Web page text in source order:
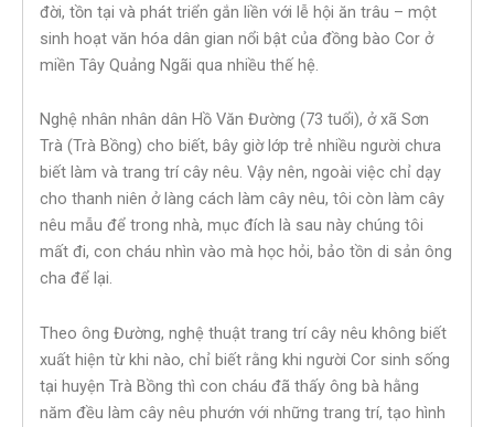
đời, tồn tại và phát triển gắn liền với lễ hội ăn trâu – một
sinh hoạt văn hóa dân gian nổi bật của đồng bào Cor ở
miền Tây Quảng Ngãi qua nhiều thế hệ.
Nghệ nhân nhân dân Hồ Văn Đường (73 tuổi), ở xã Sơn
Trà (Trà Bồng) cho biết, bây giờ lớp trẻ nhiều người chưa
biết làm và trang trí cây nêu. Vậy nên, ngoài việc chỉ dạy
cho thanh niên ở làng cách làm cây nêu, tôi còn làm cây
nêu mẫu để trong nhà, mục đích là sau này chúng tôi
mất đi, con cháu nhìn vào mà học hỏi, bảo tồn di sản ông
cha để lại.
Theo ông Đường, nghệ thuật trang trí cây nêu không biết
xuất hiện từ khi nào, chỉ biết rằng khi người Cor sinh sống
tại huyện Trà Bồng thì con cháu đã thấy ông bà hằng
năm đều làm cây nêu phướn với những trang trí, tạo hình